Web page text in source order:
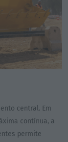
central. Em
contínua, a
permite